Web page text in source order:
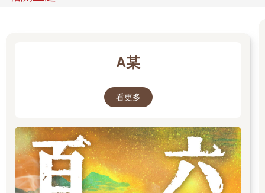
指整理頭髮。古人流行仙氣滿滿、長髮飄飄的造型，整理頭髮是
一定要用梳子梳的，因此這裡的理髮，其實就是在說梳頭髮。
梳頭髮時要怎麼樣呢？要「向王」。這個王，通旺字，也就是向
旺。
在古代，我們說萬事萬物皆有五行，方位當然也是。而在當下的
時間，氣場最強盛的方位，我們就稱作旺地。旺地要怎麼找呢？
A某
看更多